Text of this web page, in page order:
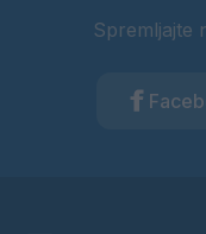
Spremljajte